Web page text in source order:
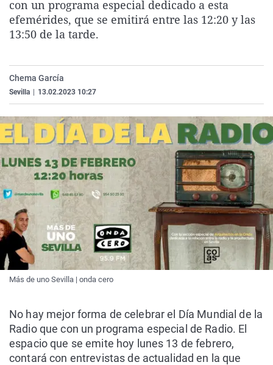
La rosa de los vientos
Caso
Extremadura
Virales
con un programa especial dedicado a esta
efemérides, que se emitirá entre las 12:20 y las
13:50 de la tarde.
Chema García
Sevilla 13.02.2023 10:27
Más de uno Sevilla | onda cero
No hay mejor forma de celebrar el Día Mundial de la
Radio que con un programa especial de Radio. El
espacio que se emite hoy lunes 13 de febrero,
contará con entrevistas de actualidad en la que